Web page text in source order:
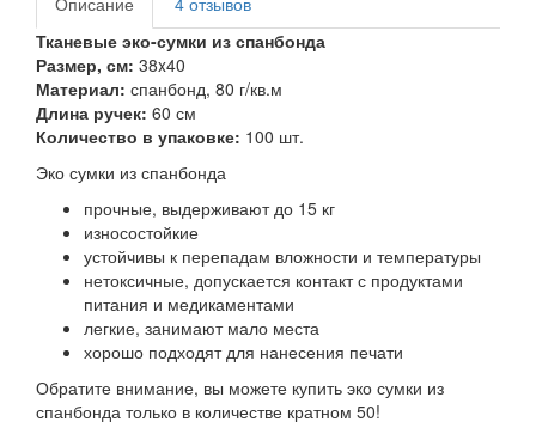
Тканевые эко-сумки из спанбонда
Размер, см: 38x40
Материал: спанбонд, 80 г/кв.м
Длина ручек: 60 см
Количество в упаковке: 100 шт.
Эко сумки из спанбонда
прочные, выдерживают до 15 кг
износостойкие
устойчивы к перепадам вложности и температуры
нетоксичные, допускается контакт с продуктами
питания и медикаментами
легкие, занимают мало места
хорошо подходят для нанесения печати
Обратите внимание, вы можете купить эко сумки из
спанбонда только в количестве кратном 50!